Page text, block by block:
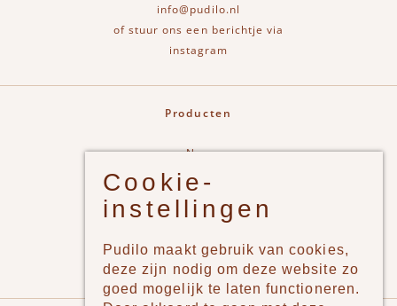
info@pudilo.nl
of stuur ons een berichtje via
instagram
Producten
New
Jongens
Meisjes
Merken
Cookie-
instellingen
Pudilo maakt gebruik van cookies,
deze zijn nodig om deze website zo
goed mogelijk te laten functioneren.